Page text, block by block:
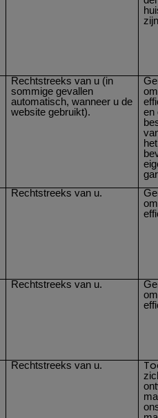
Rechtstreeks van u (in
sommige gevallen
automatisch, wanneer u de
website gebruikt).
en
Rechtstreeks van u.
Rechtstreeks van u.
Rechtstreeks van u.